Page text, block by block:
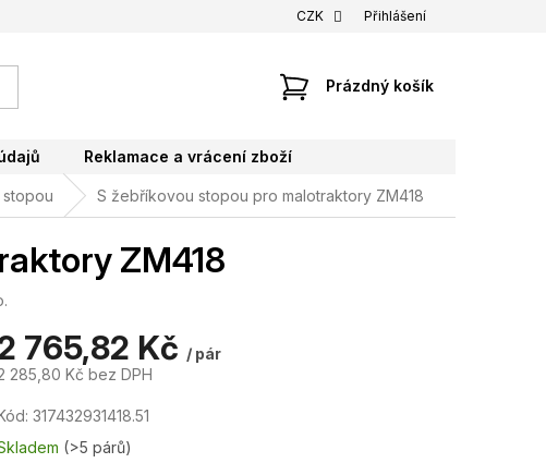
CZK Přihlášení
NÁKUPNÍ
Prázdný košík
Reklamace a vrácení zboží
S žebříkovou stopou pro malotraktory ZM418
ZM418
765,82 Kč / pár
285,80 Kč bez DPH
317432931418.51
(>5 párů)